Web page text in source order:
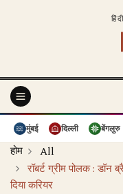
हिंदी
मुंबई दिल्ली बेंगलुरु
होम
All
रॉबर्ट ग्रीम पोलक :
दिया करियर